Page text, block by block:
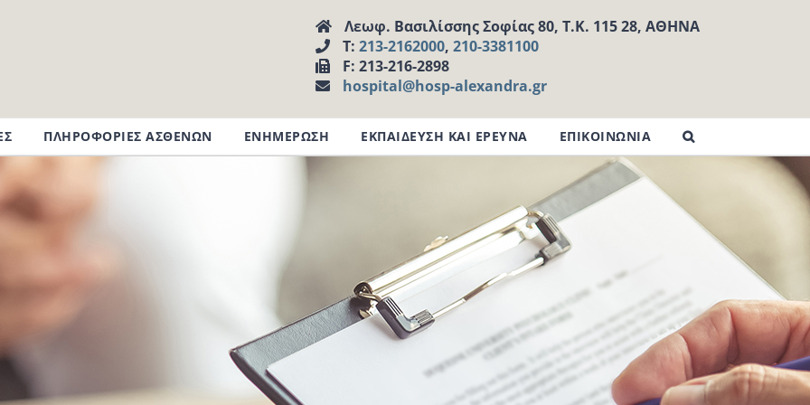
Λεωφ. Βασιλίσσης Σοφίας 80, Τ.Κ. 115 28, ΑΘΗΝΑ
Τ: 213-2162000, 210-3381100
F: 213-216-2898
hospital@hosp-alexandra.gr
ΠΛΗΡΟΦΟΡΙΕΣ ΑΣΘΕΝΩΝ ΕΝΗΜΕΡΩΣΗ ΕΚΠΑΙΔΕΥΣΗ ΚΑΙ ΕΡΕΥΝΑ ΕΠΙΚΟΙΝΩΝΙΑ